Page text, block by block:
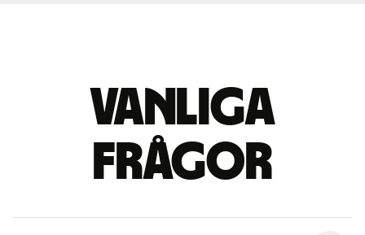
Vanliga
frågor